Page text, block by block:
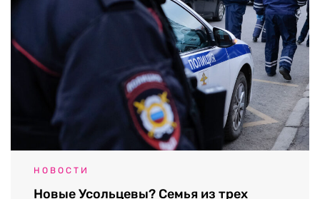
НОВОСТИ
Новые Усольцевы? Семья из трех